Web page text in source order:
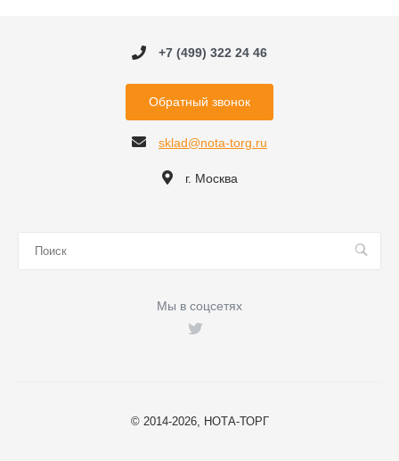
+7 (499) 322 24 46
Обратный звонок
sklad@nota-torg.ru
г. Москва
Мы в соцсетях
© 2014-2026, НОТА-ТОРГ